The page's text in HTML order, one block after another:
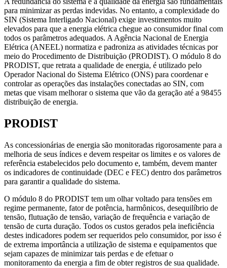
para minimizar as perdas indevidas. No entanto, a complexidade do
SIN (Sistema Interligado Nacional) exige investimentos muito
elevados para que a energia elétrica chegue ao consumidor final com
todos os parâmetros adequados. A Agência Nacional de Energia
Elétrica (ANEEL) normatiza e padroniza as atividades técnicas por
meio do Procedimento de Distribuição (PRODIST). O módulo 8 do
PRODIST, que retrata a qualidade de energia, é utilizado pelo
Operador Nacional do Sistema Elétrico (ONS) para coordenar e
controlar as operações das instalações conectadas ao SIN, com
metas que visam melhorar o sistema que vão da geração até a 98455
distribuição de energia.
PRODIST
As concessionárias de energia são monitoradas rigorosamente para a
melhoria de seus índices e devem respeitar os limites e os valores de
referência estabelecidos pelo documento e, também, devem manter
os indicadores de continuidade (DEC e FEC) dentro dos parâmetros
para garantir a qualidade do sistema.
O módulo 8 do PRODIST tem um olhar voltado para tensões em
regime permanente, fator de potência, harmônicos, desequilíbrio de
tensão, flutuação de tensão, variação de frequência e variação de
tensão de curta duração. Todos os custos gerados pela ineficiência
destes indicadores podem ser requeridos pelo consumidor, por isso é
de extrema importância a utilização de sistema e equipamentos que
sejam capazes de minimizar tais perdas e de efetuar o
monitoramento da energia a fim de obter registros de sua qualidade.